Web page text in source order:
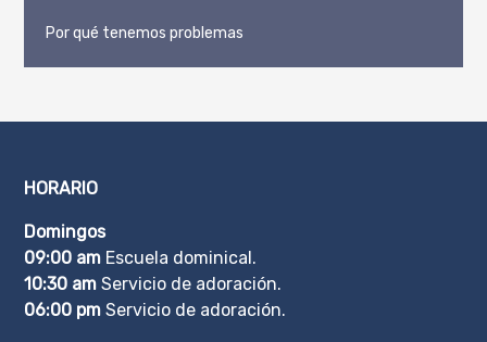
Por qué tenemos problemas
HORARIO
Domingos
09:00 am Escuela dominical.
10:30 am Servicio de adoración.
06:00 pm Servicio de adoración.